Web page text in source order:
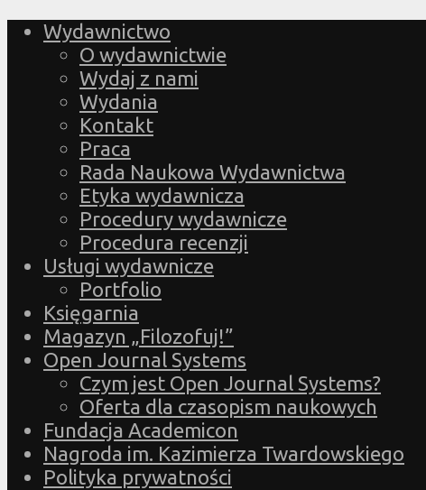
Wydawnictwo
O wydawnictwie
Wydaj z nami
Wydania
Kontakt
Praca
Rada Naukowa Wydawnictwa
Etyka wydawnicza
Procedury wydawnicze
Procedura recenzji
Usługi wydawnicze
Portfolio
Księgarnia
Magazyn „Filozofuj!”
Open Journal Systems
Czym jest Open Journal Systems?
Oferta dla czasopism naukowych
Fundacja Academicon
Nagroda im. Kazimierza Twardowskiego
Polityka prywatności